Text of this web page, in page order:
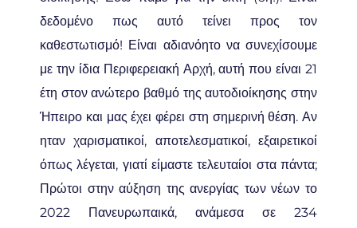
δεδομένο πως αυτό τείνει προς τον
καθεστωτισμό! Είναι αδιανόητο να συνεχίσουμε
με την ίδια Περιφερειακή Αρχή, αυτή που είναι 21
έτη στον ανώτερο βαθμό της αυτοδιοίκησης στην
Ήπειρο και μας έχει φέρει στη σημερινή θέση. Αν
ηταν χαρισματικοί, αποτελεσματικοί, εξαιρετικοί
όπως λέγεται, γιατί είμαστε τελευταίοι στα πάντα;
Πρώτοι στην αύξηση της ανεργίας των νέων το
2022 Πανευρωπαικά, ανάμεσα σε 234